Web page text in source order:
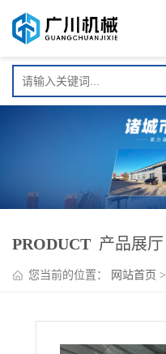
PRODUCT 产品展厅
您当前的位置： 网站首页 >